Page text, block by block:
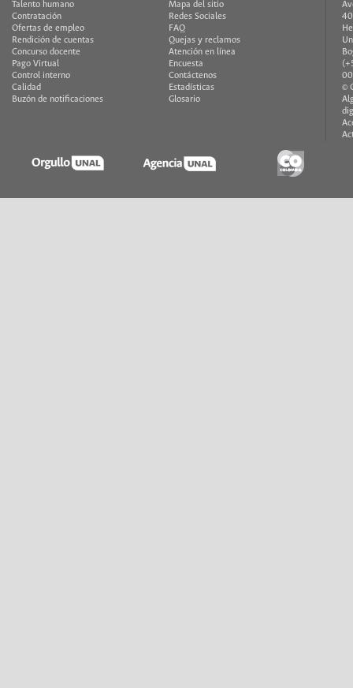
Talento humano
Contratación
Ofertas de empleo
Rendición de cuentas
Concurso docente
Pago Virtual
Control interno
Calidad
Buzón de notificaciones
Mapa del sitio
Redes Sociales
FAQ
Quejas y reclamos
Atención en línea
Encuesta
Contáctenos
Estadísticas
Glosario
©